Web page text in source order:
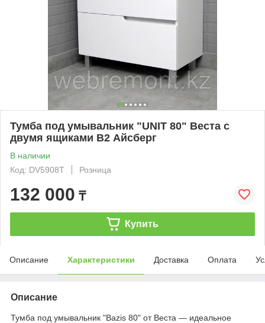
Тумба под умывальник "UNIT 80" Веста с
двумя ящиками В2 Айсберг
В наличии
Код: DV5908T
Розница
132 000 ₸
Купить
Описание Характеристики Доставка Оплата
Описание
Тумба под умывальник "Bazis 80" от Веста — идеальное